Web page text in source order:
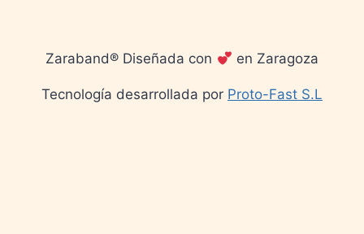
Zaraband® Diseñada con en Zaragoza
Tecnología desarrollada por Proto-Fast S.L